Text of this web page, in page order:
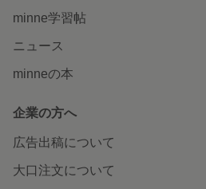
minne学習帖
ニュース
minneの本
企業の方へ
広告出稿について
大口注文について